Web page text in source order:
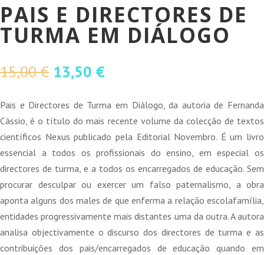
PAIS E DIRECTORES DE
TURMA EM DIÁLOGO
15,00€ O
original
era:
15,00 €.
13,50 €O
atual
é:
13,50 €.
Pais e Directores de Turma em Diálogo, da autoria de Fernanda
Cássio, é o título do mais recente volume da colecção de textos
científicos Nexus publicado pela Editorial Novembro. É um livro
essencial a todos os profissionais do ensino, em especial os
directores de turma, e a todos os encarregados de educação. Sem
procurar desculpar ou exercer um falso paternalismo, a obra
aponta alguns dos males de que enferma a relação escolafamília,
entidades progressivamente mais distantes uma da outra. A autora
analisa objectivamente o discurso dos directores de turma e as
contribuições dos pais/encarregados de educação quando em